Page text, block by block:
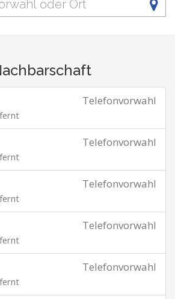
Telefonvorwahl
Telefonvorwahl
Telefonvorwahl
Telefonvorwahl
Telefonvorwahl